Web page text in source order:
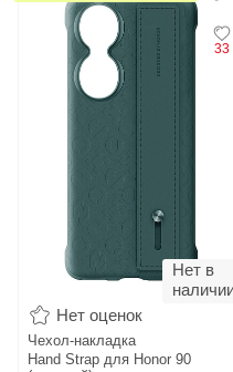
33
Нет в
Нет оценок
Чехол-накладка
Hand Strap для Honor 90